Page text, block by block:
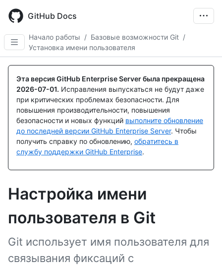
main
content
GitHub Docs
Начало работы / Базовые возможности Git /
Установка имени пользователя
Эта версия GitHub Enterprise Server была прекращена
2026-07-01. Исправления выпускаться не будут даже
при критических проблемах безопасности. Для
повышения производительности, повышения
безопасности и новых функций выполните обновление
до последней версии GitHub Enterprise Server. Чтобы
получить справку по обновлению, обратитесь в
службу поддержки GitHub Enterprise.
Настройка имени
пользователя в Git
Git использует имя пользователя для
связывания фиксаций с